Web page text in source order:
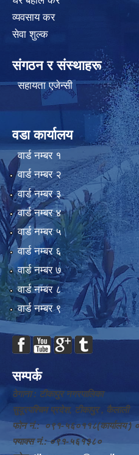
व्यवसाय कर
सेवा शुल्क
संगठन र संस्थाहरू
सहायता एजेन्सी
वडा कार्यालय
वार्ड न‌म्बर १
वार्ड न‌म्बर २
वार्ड न‌म्बर ३
वार्ड न‌म्बर ४
वार्ड न‌म्बर ५
वार्ड न‌म्बर ६
वार्ड न‌म्बर ७
वार्ड न‌म्बर ८
वार्ड न‌म्बर ९
सम्पर्क
ठेगाना : टीकापुर नगरपालिका
सुदूरपश्चिम प्रदेश, टीकापुर , कैलाली
फोन नं.: ०९१-५६०११८(कार्यालय
फ्याक्स नं.: ०९१-५६१३८०